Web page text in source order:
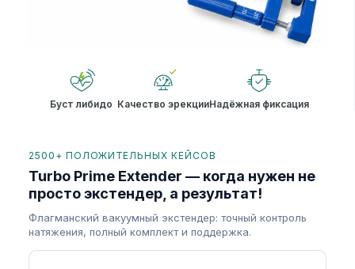
Буст либидо Качество эрекцииНадёжная фиксация
2500+ ПОЛОЖИТЕЛЬНЫХ КЕЙСОВ
Turbo Prime Extender — когда нужен не
просто экстендер, а результат!
Флагманский вакуумный экстендер: точный контроль
натяжения, полный комплект и поддержка.